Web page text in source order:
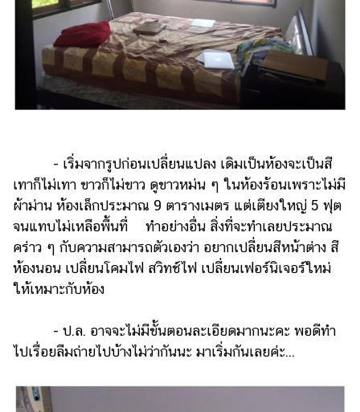
วา
ไร
แต่งงาน
สัตว์
Infographic
บริการ
กระปุก
ออนไลน์
- เริ่มจากรูปก่อนเปลี่ยนแปลง เดิมเป็นห้องจะเป็นสี
เทาก็ไม่เทา ขาวก็ไม่ขาว ดูขาวหม่น ๆ ในห้องร้อนเพราะไม่มี
ผ้าม่าน ห้องเล็กประมาณ 9 ตารางเมตร แต่เตียงใหญ่ 5 ฟุต
จนแทบไม่เหลือพื้นที่ ทำอย่างอื่น สิ่งที่จะทำเลยประมาณ
คร่าว ๆ กับความสามารถตัวเองว่า อยากเปลี่ยนสีหน้าต่าง สี
ห้องนอน เปลี่ยนโคมไฟ สวิทช์ไฟ เปลี่ยนเฟอร์นิเจอร์ใหม่
ให้เหมาะกับห้อง
- ป.ล. อาจจะไม่มีขั้นตอนละเอียดมากนะคะ พอดีทำ
ไปเรื่อยลืมถ่ายไปบ้างไม่ว่ากันนะ มาเริ่มกันเลยค่ะ...